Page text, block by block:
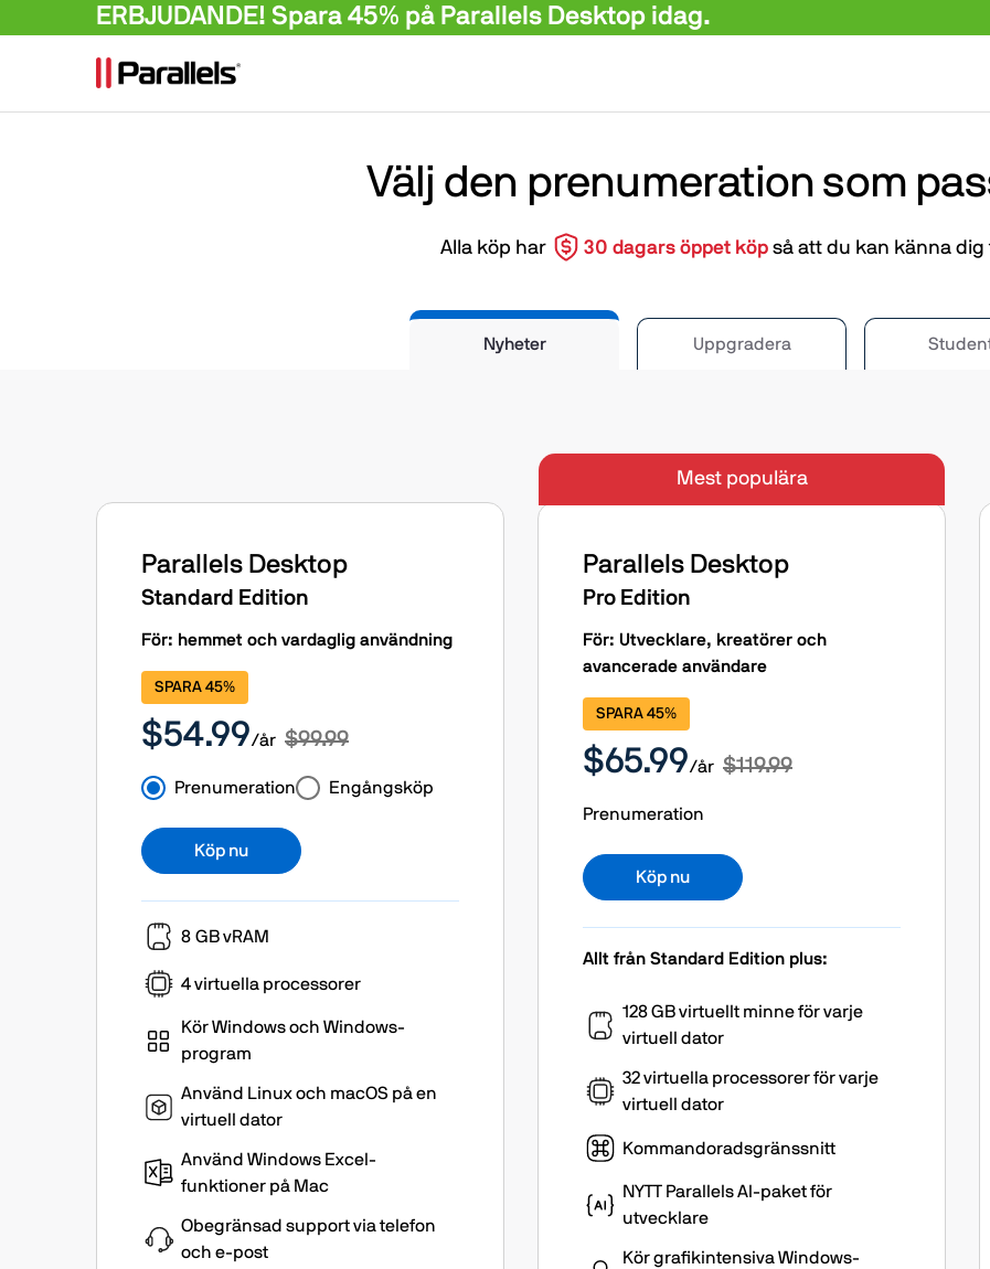
ERBJUDANDE! Spara 45% på Parallels Desktop idag.
Välj den prenumeration som
Alla köp har 30 dagars öppet köp så att du kan känna dig
Nyheter Uppgradera
Parallels Desktop
Standard Edition
För: hemmet och vardaglig användning
SPARA 45%
$54.99/år $99.99
Prenumeration Engångsköp
Köp nu
8 GB vRAM
4 virtuella processorer
Kör Windows och Windows-
program
Använd Linux och macOS på en
virtuell dator
Använd Windows Excel-
funktioner på Mac
Obegränsad support via telefon
och e-post
Mest populära
Parallels Desktop
Pro Edition
För: Utvecklare, kreatörer och
avancerade användare
SPARA 45%
$65.99/år $119.99
Prenumeration
Köp nu
Allt från Standard Edition plus:
128 GB virtuellt minne för varje
virtuell dator
32 virtuella processorer för varje
virtuell dator
Kommandoradsgränssnitt
NYTT Parallels AI-paket för
utvecklare
Kör grafikintensiva Windows-